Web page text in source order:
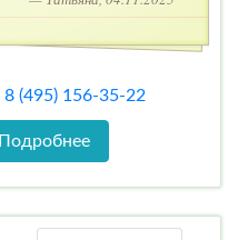
8 (495) 156-35-22
Подробнее